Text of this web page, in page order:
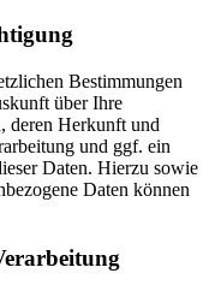
Bestimmungen
über Ihre
deren Herkunft und
und ggf. ein
Daten. Hierzu sowie
Daten können